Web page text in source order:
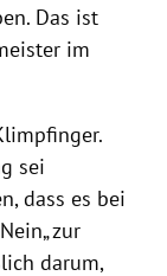
Das ist
im
sei
dass es bei
zur
darum,